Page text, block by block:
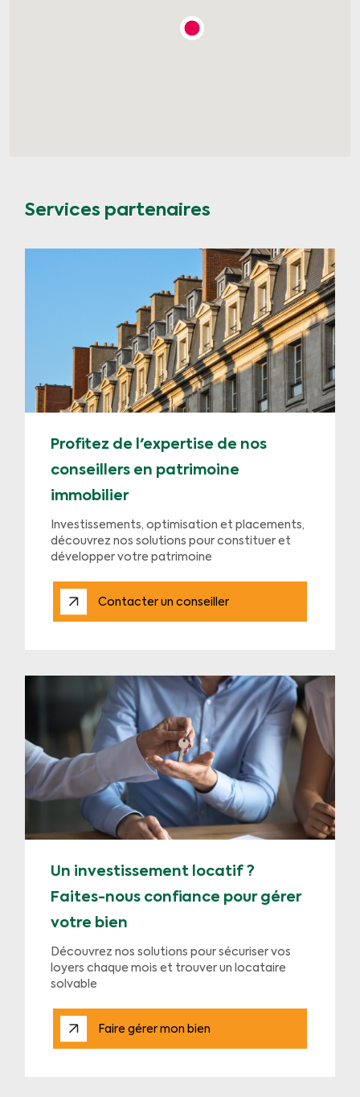
Services partenaires
Profitez de l'expertise de nos
conseillers en patrimoine
immobilier
Investissements, optimisation et placements,
découvrez nos solutions pour constituer et
développer votre patrimoine
Contacter un conseiller
Un investissement locatif ?
Faites-nous confiance pour gérer
votre bien
Découvrez nos solutions pour sécuriser vos
loyers chaque mois et trouver un locataire
solvable
Faire gérer mon bien